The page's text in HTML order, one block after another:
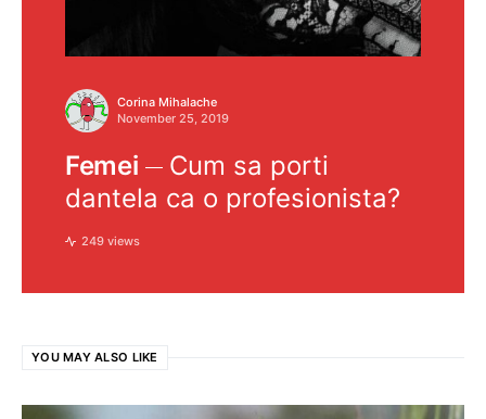
Corina Mihalache
November 25, 2019
Femei
Cum sa porti
dantela ca o profesionista?
249 views
YOU MAY ALSO LIKE